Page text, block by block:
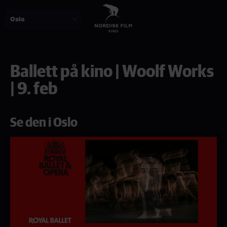
Ballett på kino | Woolf Works
| 9. feb
Se den i Oslo